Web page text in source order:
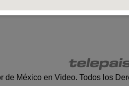
de México en Video. Todos los